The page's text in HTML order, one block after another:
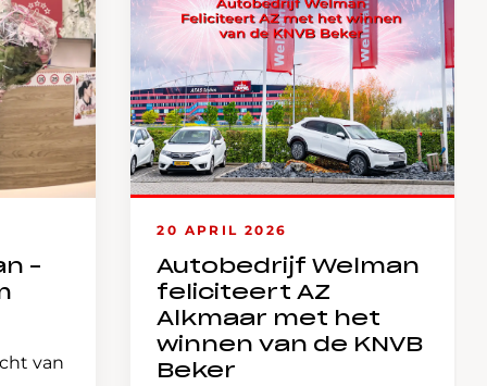
–
van
20 APRIL 2026
Autobedrijf Welman
feliciteert AZ
Alkmaar met het
winnen van de KNVB
Beker